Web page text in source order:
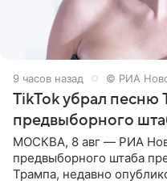
9 часов назад © РИА
TikTok убрал песню
предвыборного
МОСКВА, 8 авг — РИА
предвыборного штаба
Трампа, недавно